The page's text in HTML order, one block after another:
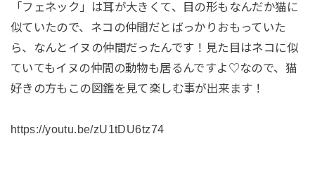
「フェネック」は耳が大きくて、目の形もなんだか猫に
似ていたので、ネコの仲間だとばっかりおもっていた
ら、なんとイヌの仲間だったんです！見た目はネコに似
ていてもイヌの仲間の動物も居るんですよ♡なので、猫
好きの方もこの図鑑を見て楽しむ事が出来ます！
https://youtu.be/zU1tDU6tz74